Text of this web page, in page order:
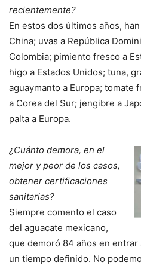
recientemente?
En estos dos últimos años,
China; uvas a República
Colombia; pimiento fresco a
higo a Estados Unidos; tuna,
aguaymanto a Europa; tomate
a Corea del Sur; jengibre a
palta a Europa.
¿Cuánto demora, en el
mejor y peor de los casos,
obtener certificaciones
sanitarias?
Siempre comento el caso
del aguacate mexicano,
que demoró 84 años en entrar
un tiempo definido. No